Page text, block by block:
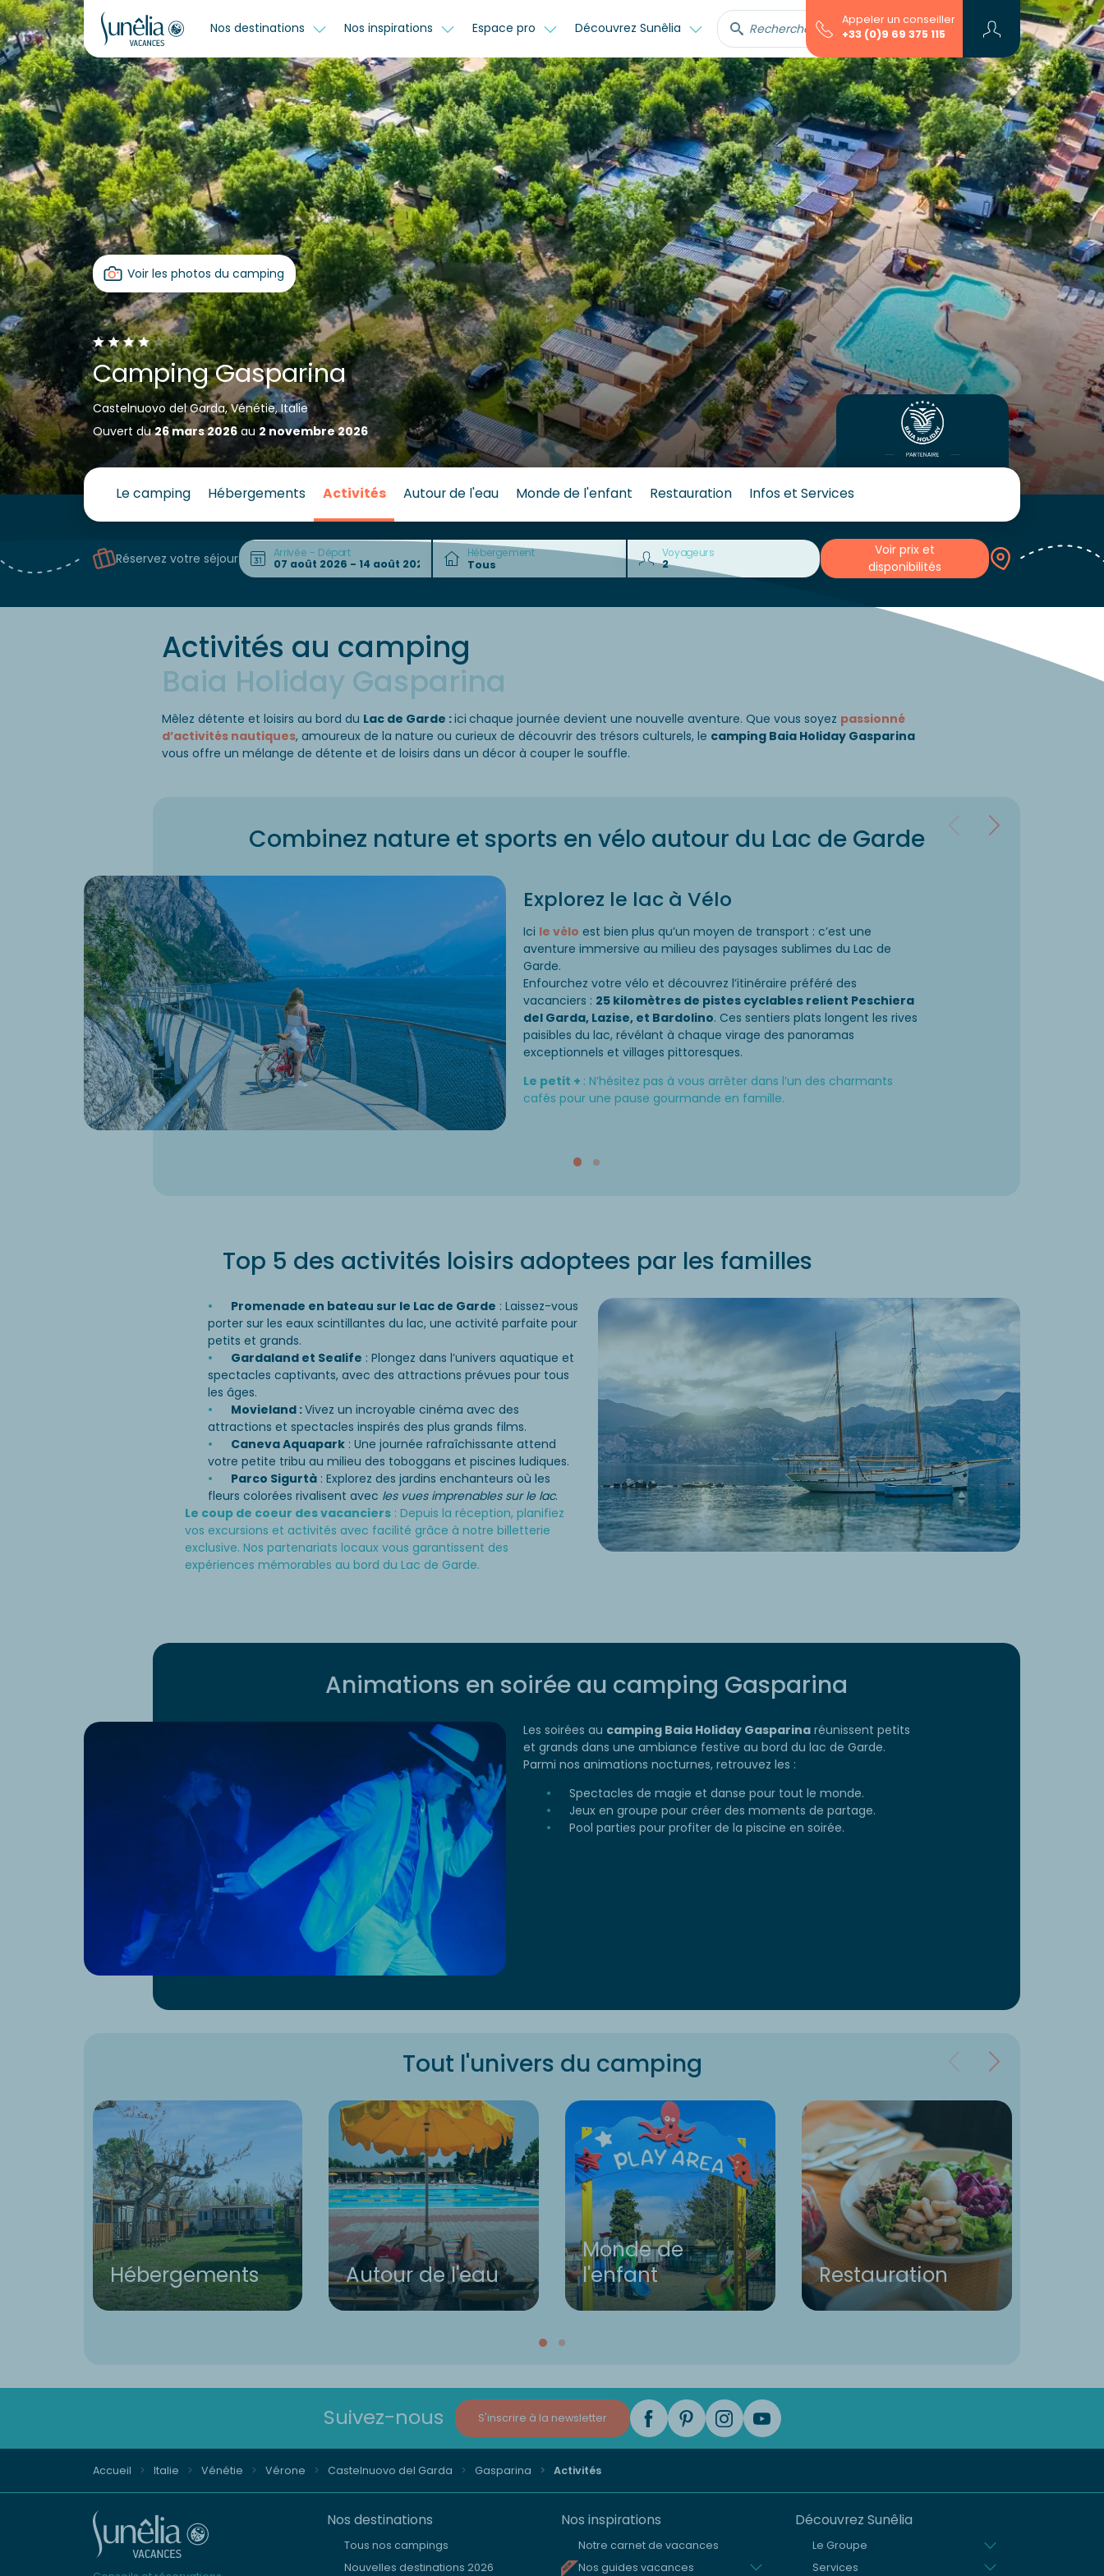
Nos destinations Nos inspirations Espace pro Découvrez Sunêlia Rechercher avec l'assistant...
Appeler un conseiller
+33 (0)9 69 375 115
Voir les photos du camping
Camping Gasparina
Castelnuovo del Garda, Vénétie, Italie
Ouvert du26 mars 2026au 2 novembre 2026
Le camping Hébergements Activités Autour de l'eau Monde de l'enfant Restauration Infos et Services
Réservez votre séjour Arrivée - Départ Hébergement Voyageurs
Voir prix et
disponibilités
Activités au camping
Baia Holiday Gasparina
Mêlez détente et loisirs au bord du Lac de Garde :ici chaque journée devient une nouvelle aventure. Que vous soyez passionné
d’activités nautiques, amoureux de la nature ou curieux de découvrir des trésors culturels, le camping Baia Holiday Gasparina
vous offre un mélange de détente et de loisirs dans un décor à couper le souffle.
Combinez nature et sports en vélo autour du Lac de Garde
Explorez le lac à Vélo
Ici le vélo est bien plus qu’un moyen de transport : c’est une
aventure immersive au milieu des paysages sublimes du Lac de
Garde.
Enfourchez votre vélo et découvrez l’itinéraire préféré des
vacanciers : 25 kilomètres de pistes cyclables relient Peschiera
del Garda, Lazise, et Bardolino. Ces sentiers plats longent les rives
paisibles du lac, révélant à chaque virage des panoramas
exceptionnels et villages pittoresques.
Le petit + : N’hésitez pas à vous arrêter dans l’un des charmants
cafés pour une pause gourmande en famille.
Top 5 des activités loisirs adoptees par les familles
Promenade en bateau sur le Lac de Garde : Laissez-vous
porter sur les eaux scintillantes du lac, une activité parfaite pour
petits et grands.
Gardaland et Sealife : Plongez dans l’univers aquatique et
spectacles captivants, avec des attractions prévues pour tous
les âges.
Movieland :Vivez un incroyable cinéma avec des
attractions et spectacles inspirés des plus grands films.
Caneva Aquapark: Une journée rafraîchissante attend
votre petite tribu au milieu des toboggans et piscines ludiques.
Parco Sigurtà: Explorez des jardins enchanteurs où les
fleurs colorées rivalisent avec les vues imprenables sur le lac.
Le coup de coeur des vacanciers: Depuis la réception, planifiez
vos excursions et activités avec facilité grâce à notre billetterie
exclusive. Nos partenariats locaux vous garantissent des
expériences mémorables au bord du Lac de Garde.
Animations en soirée au camping Gasparina
Les soirées au camping Baia Holiday Gasparina réunissent petits
et grands dans une ambiance festive au bord du lac de Garde.
Parmi nos animations nocturnes, retrouvez les :
Spectacles de magie et danse pour tout le monde.
Jeux en groupe pour créer des moments de partage.
Pool parties pour profiter de la piscine en soirée.
Tout l'univers du camping
Hébergements Autour de l'eau
Monde de
l'enfant
Restauration
Suivez-nous S'inscrire à la newsletter
Accueil Italie Vénétie Vérone Castelnuovo del Garda Gasparina Activités
Nos destinations
Tous nos campings
Nouvelles destinations 2026
Nos inspirations
Notre carnet de vacances
Nos guides vacances
Découvrez Sunêlia
Le Groupe
Services